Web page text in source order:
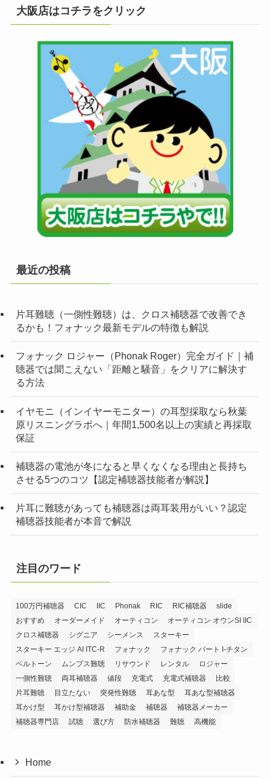
大阪店はコチラをクリック
最近の投稿
片耳難聴（一側性難聴）は、クロス補聴器で改善でき
るかも！フォナック最新モデルの特徴も解説
フォナック ロジャー（Phonak Roger）完全ガイド｜補
聴器では聞こえない「距離と騒音」をクリアに解決す
る方法
イヤモニ（インイヤーモニター）の耳型採取なら秋葉
原リスニングラボへ｜年間1,500名以上の実績と再採取
保証
補聴器の電池が冬になると早くなくなる理由と長持ち
させる5つのコツ【認定補聴器技能者が解説】
片耳に難聴があっても補聴器は両耳装用がいい？認定
補聴器技能者が本音で解説
注目のワード
100万円補聴器 CIC IIC Phonak RIC RIC補聴器
slide
おすすめ
オーダーメイド オーティコン
オーティコン オウンSI IIC
クロス補聴器
シグニア シーメンス
スターキー
スターキー エッジ AI ITC-R
フォナック
フォナック バート I-チタン
ベルトーン
ムンプス難聴 リサウンド レンタル
ロジャー
一側性難聴
両耳補聴器 値段 充電式 充電式補聴器
比較
片耳難聴
目立たない 突発性難聴 耳あな型
耳あな型補聴器
耳かけ型
耳かけ型補聴器 補助金 補聴器
補聴器メーカー
補聴器専門店
試聴 選び方 防水補聴器 難聴 高機能
Home